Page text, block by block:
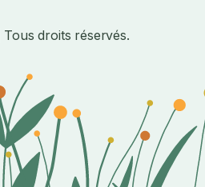
Tous droits réservés.